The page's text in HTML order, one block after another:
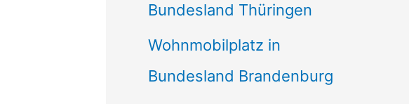
Bundesland Thüringen
Wohnmobilplatz in
Bundesland Brandenburg